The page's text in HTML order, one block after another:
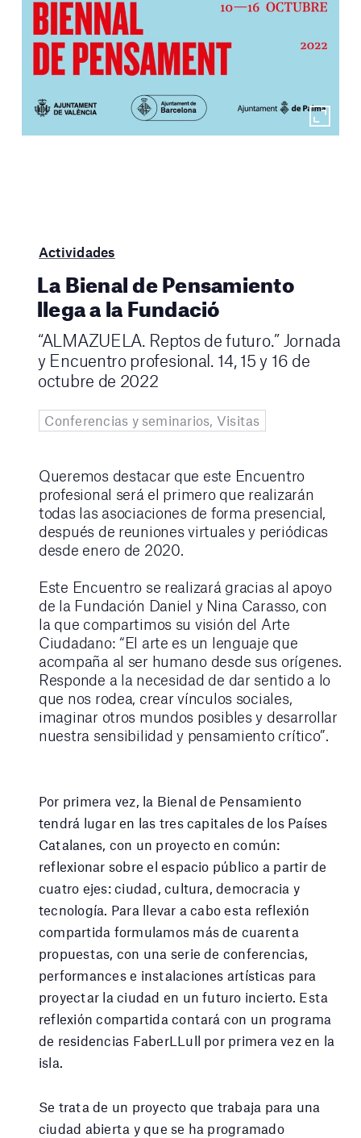
Actividades
La Bienal de Pensamiento
llega a la Fundació
“ALMAZUELA. Reptos de futuro.” Jornada
y Encuentro profesional. 14, 15 y 16 de
octubre de 2022
Conferencias y seminarios, Visitas
Queremos destacar que este Encuentro
profesional será el primero que realizarán
todas las asociaciones de forma presencial,
después de reuniones virtuales y periódicas
desde enero de 2020.
Este Encuentro se realizará gracias al apoyo
de la Fundación Daniel y Nina Carasso, con
la que compartimos su visión del Arte
Ciudadano: “El arte es un lenguaje que
acompaña al ser humano desde sus orígenes.
Responde a la necesidad de dar sentido a lo
que nos rodea, crear vínculos sociales,
imaginar otros mundos posibles y desarrollar
nuestra sensibilidad y pensamiento crítico”.
Por primera vez, la Bienal de Pensamiento
tendrá lugar en las tres capitales de los Países
Catalanes, con un proyecto en común:
reflexionar sobre el espacio público a partir de
cuatro ejes: ciudad, cultura, democracia y
tecnología. Para llevar a cabo esta reflexión
compartida formulamos más de cuarenta
propuestas, con una serie de conferencias,
performances e instalaciones artísticas para
proyectar la ciudad en un futuro incierto. Esta
reflexión compartida contará con un programa
de residencias FaberLLull por primera vez en la
isla.
Se trata de un proyecto que trabaja para una
ciudad abierta y que se ha programado